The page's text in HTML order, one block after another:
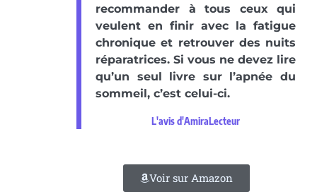
recommander à tous ceux qui
veulent en finir avec la fatigue
chronique et retrouver des nuits
réparatrices. Si vous ne devez lire
qu’un seul livre sur l’apnée du
sommeil, c’est celui-ci.
L'avis d'AmiraLecteur
Voir sur Amazon